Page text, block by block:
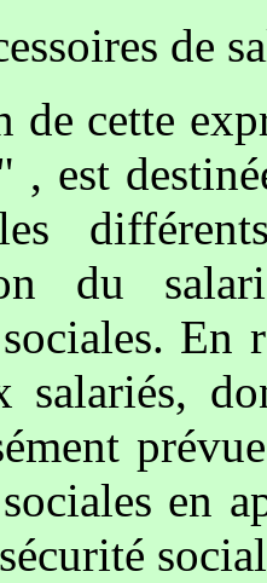
de
de cette
, est
du
En
salariés,
en